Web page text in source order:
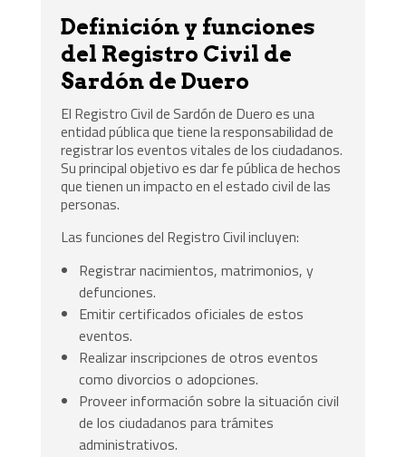
Definición y funciones
del Registro Civil de
Sardón de Duero
El Registro Civil de Sardón de Duero es una
entidad pública que tiene la responsabilidad de
registrar los eventos vitales de los ciudadanos.
Su principal objetivo es dar fe pública de hechos
que tienen un impacto en el estado civil de las
personas.
Las funciones del Registro Civil incluyen:
Registrar nacimientos, matrimonios, y
defunciones.
Emitir certificados oficiales de estos
eventos.
Realizar inscripciones de otros eventos
como divorcios o adopciones.
Proveer información sobre la situación civil
de los ciudadanos para trámites
administrativos.